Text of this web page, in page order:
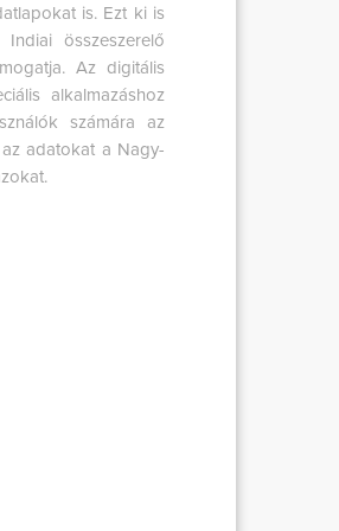
is. Ezt ki is
összeszerelő
Az digitális
alkalmazáshoz
számára az
adatokat a Nagy-